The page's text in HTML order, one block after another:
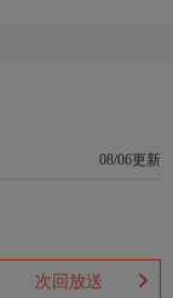
08/06更新
次回放送